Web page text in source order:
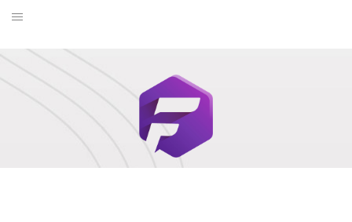
Skip
content